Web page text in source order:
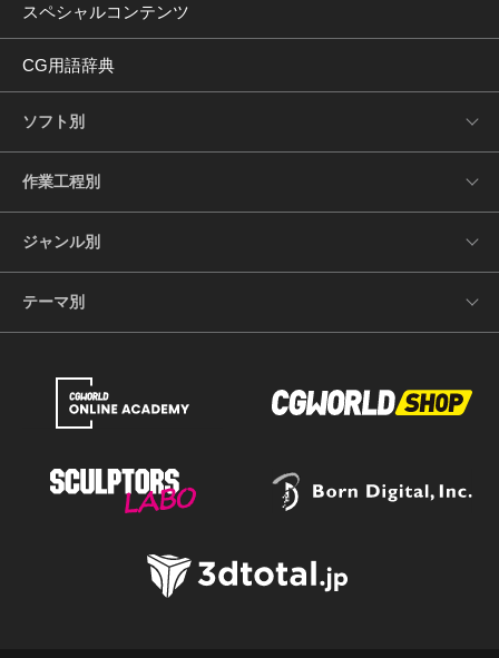
スペシャルコンテンツ
CG用語辞典
ソフト別
作業工程別
ジャンル別
テーマ別